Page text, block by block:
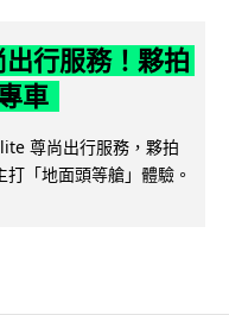
行服務！夥拍
車
尊尚出行服務，夥拍
「地面頭等艙」體驗。